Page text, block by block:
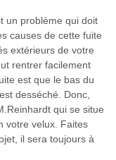
un problème qui doit
causes de cette fuite
extérieurs de votre
rentrer facilement
est que le bas du
desséché. Donc,
qui se situe
votre velux. Faites
il sera toujours à